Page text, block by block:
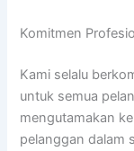
Komitmen
Kami selalu
untuk semua
mengutamakan
pelanggan dalam